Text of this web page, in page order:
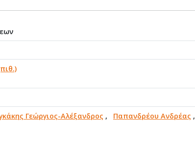
Γεώργιος-Αλέξανδρος , Παπανδρέου Ανδρέας ,